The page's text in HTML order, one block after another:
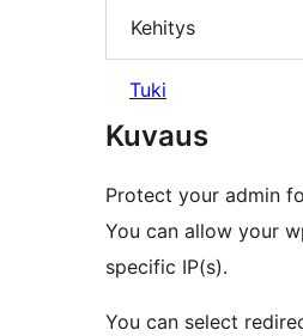
Kehitys
Tuki
Kuvaus
Protect your admin
You can allow your
specific IP(s).
You can select